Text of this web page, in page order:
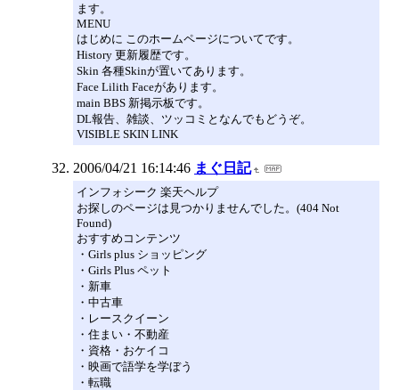
ます。
MENU
はじめに このホームページについてです。
History 更新履歴です。
Skin 各種Skinが置いてあります。
Face Lilith Faceがあります。
main BBS 新掲示板です。
DL報告、雑談、ツッコミとなんでもどうぞ。
VISIBLE SKIN LINK
2006/04/21 16:14:46 まぐ日記
インフォシーク 楽天ヘルプ
お探しのページは見つかりませんでした。(404 Not
Found)
おすすめコンテンツ
・Girls plus ショッピング
・Girls Plus ペット
・新車
・中古車
・レースクイーン
・住まい・不動産
・資格・おケイコ
・映画で語学を学ぼう
・転職